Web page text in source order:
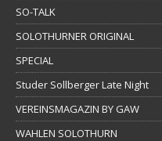
SO-TALK
SOLOTHURNER ORIGINAL
SPECIAL
Studer Sollberger Late Night
VEREINSMAGAZIN BY GAW
WAHLEN SOLOTHURN